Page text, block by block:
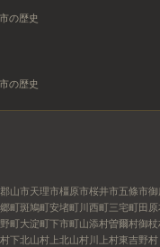
の歴史
の歴史
山市天理市橿原市桜井市五條市御
町斑鳩町安堵町川西町三宅町田
町大淀町下市町山添村曽爾村御
下北山村 上北山村川上村東吉野村